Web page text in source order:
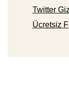
Twitter
Ücretsiz